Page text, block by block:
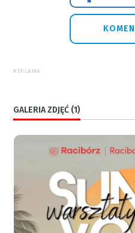
REKLAMA
GALERIA ZDJĘĆ (1)